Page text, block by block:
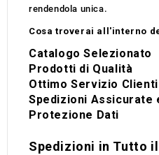
rendendola unica.
Cosa troverai all'interno
Catalogo Selezionato
Prodotti di Qualità
Ottimo Servizio Clienti
Spedizioni Assicurate
Protezione Dati
Spedizioni in Tutto